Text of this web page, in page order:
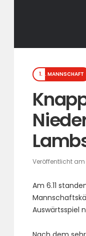
Kategorien
1. MANNSCHAFT
Veröffentlicht am
Am 6.11
Auswärtsspiel